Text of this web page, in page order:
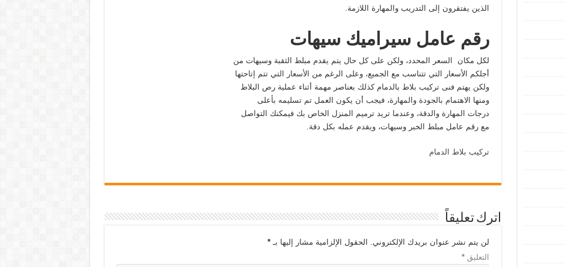
الذين يفتقرون إلى التدريب والمهارة اللازمة.
رقم عامل سيراميك سيهات
لكل مكان السعر المحدد، ولكن على كل حال يتم يقدم مبلط الثقبة وسيهات من
أجلكم الأسعار التي تتناسب مع الجميع، وعلى الرغم من الأسعار التي تتم إتاحتها
ولكن يهتم فنى تركيب بلاط بالدمام كذلك بعناصر مهمة أثناء عملية رص البلاط
ومنها الاهتمام بالجودة والمهارة، فيجب أن يكون العمل تم تسليمه بأعلى
درجات المهارة والدقة، وعندما تريد ترميم المنزل الخاص بك فيمكنك التواصل
مع رقم عامل مبلط الخبر وسيهات، ويقدم عمله بكل دقة.
تركيب بلاط الدمام
اترك تعليقاً
لن يتم نشر عنوان بريدك الإلكتروني. الحقول الإلزامية مشار إليها بـ*
التعليق*